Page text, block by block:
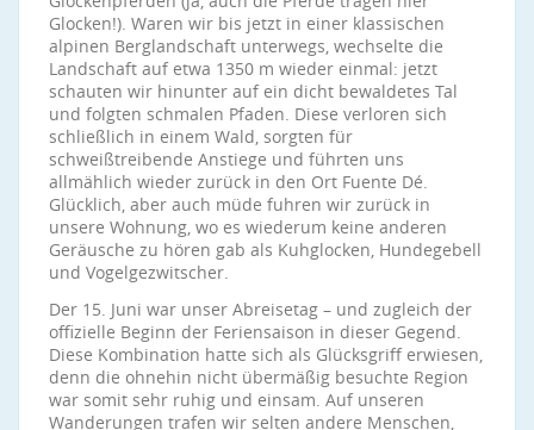
Glocken!). Waren wir bis jetzt in einer klassischen
alpinen Berglandschaft unterwegs, wechselte die
Landschaft auf etwa 1350 m wieder einmal: jetzt
schauten wir hinunter auf ein dicht bewaldetes Tal
und folgten schmalen Pfaden. Diese verloren sich
schließlich in einem Wald, sorgten für
schweißtreibende Anstiege und führten uns
allmählich wieder zurück in den Ort Fuente Dé.
Glücklich, aber auch müde fuhren wir zurück in
unsere Wohnung, wo es wiederum keine anderen
Geräusche zu hören gab als Kuhglocken, Hundegebell
und Vogelgezwitscher.
Der 15. Juni war unser Abreisetag – und zugleich der
offizielle Beginn der Feriensaison in dieser Gegend.
Diese Kombination hatte sich als Glücksgriff erwiesen,
denn die ohnehin nicht übermäßig besuchte Region
war somit sehr ruhig und einsam. Auf unseren
Wanderungen trafen wir selten andere Menschen,